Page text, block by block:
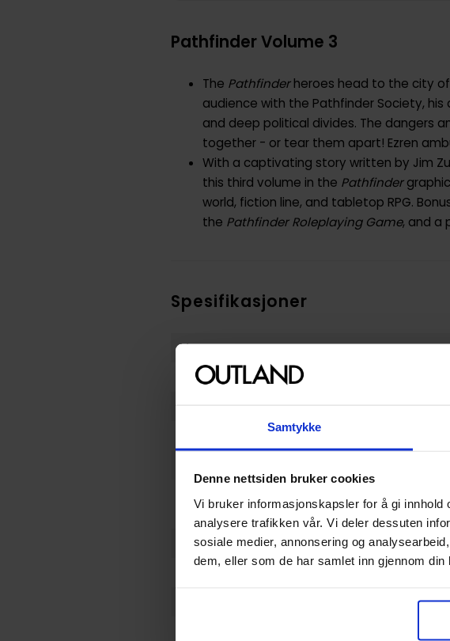
Samtykke
Denne nettsiden bruker cookies
Vi bruker informasjonskapsler for å gi
analysere trafikken vår. Vi deler dessuten
sosiale medier, annonsering og
dem, eller som de har samlet inn gjennom
Pathfinder Volume 3
The Pathfinderheroes head to the city of
audience with the Pathfinder Society,
and deep political divides. The dangers
together - or tear them apart! Ezren
With a captivating story written by Jim
this third volume in the Pathfinder
world, fiction line, and tabletop RPG.
the Pathfinder Roleplaying Game, and a
Spesifikasjoner
Varenummer
Vekt (Kg) :
Sjanger